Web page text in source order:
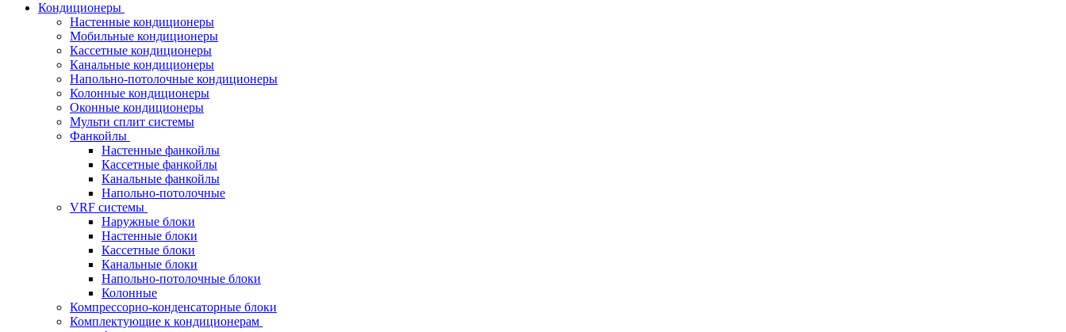
Кондиционеры
Настенные кондиционеры
Мобильные кондиционеры
Кассетные кондиционеры
Канальные кондиционеры
Напольно-потолочные кондиционеры
Колонные кондиционеры
Оконные кондиционеры
Мульти сплит системы
Фанкойлы
Настенные фанкойлы
Кассетные фанкойлы
Канальные фанкойлы
Напольно-потолочные
VRF системы
Наружные блоки
Настенные блоки
Кассетные блоки
Канальные блоки
Напольно-потолочные блоки
Колонные
Компрессорно-конденсаторные блоки
Комплектующие к кондиционерам